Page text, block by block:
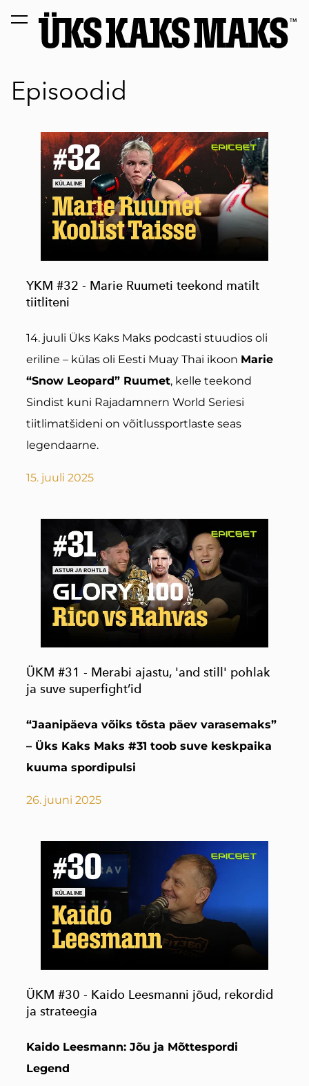
lisati ostukorvi. Vaata ostukorvi
Episoodid
YKM #32 - Marie Ruumeti teekond matilt
tiitliteni
14. juuli Üks Kaks Maks podcasti stuudios oli
eriline – külas oli Eesti Muay Thai ikoon Marie
“Snow Leopard” Ruumet, kelle teekond
Sindist kuni Rajadamnern World Seriesi
tiitlimatšideni on võitlussportlaste seas
legendaarne.
15. juuli 2025
ÜKM #31 - Merabi ajastu, 'and still' pohlak
ja suve super­fight’id
“Jaanipäeva võiks tõsta päev varasemaks”
– Üks Kaks Maks #31 toob suve keskpaika
kuuma spordipulsi
26. juuni 2025
ÜKM #30 - Kaido Leesmanni jõud, rekordid
ja strateegia
Kaido Leesmann: Jõu ja Mõttespordi
Legend